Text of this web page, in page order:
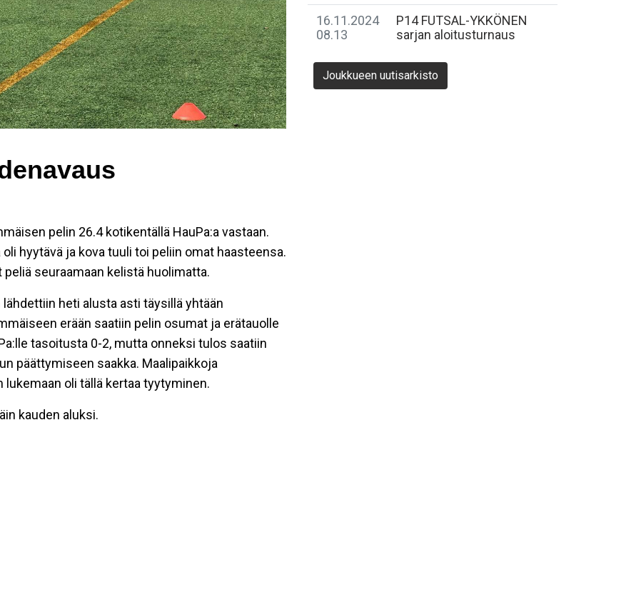
pelin 26.4 kotikentällä HauPa:a vastaan.
hyytävä ja kova tuuli toi peliin omat haasteensa.
seuraamaan kelistä huolimatta.
heti alusta asti täysillä yhtään
erään saatiin pelin osumat ja erätauolle
tasoitusta 0-2, mutta onneksi tulos saatiin
päättymiseen saakka. Maalipaikkoja
oli tällä kertaa tyytyminen.
kauden aluksi.
16.11.2024
08.13
P14 FUTSAL-YKKÖNEN
sarjan aloitusturnaus
Joukkueen uutisarkisto